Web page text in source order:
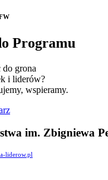
Programu
do grona
i liderów?
wspieramy.
im. Zbigniewa
liderow.pl